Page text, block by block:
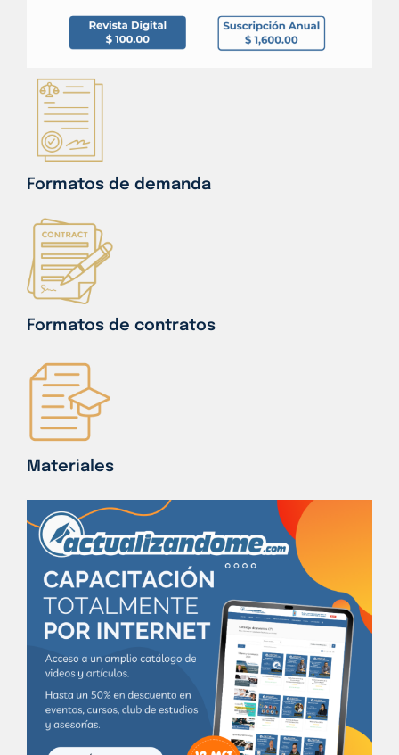
Formatos de demanda
Formatos de contratos
Materiales